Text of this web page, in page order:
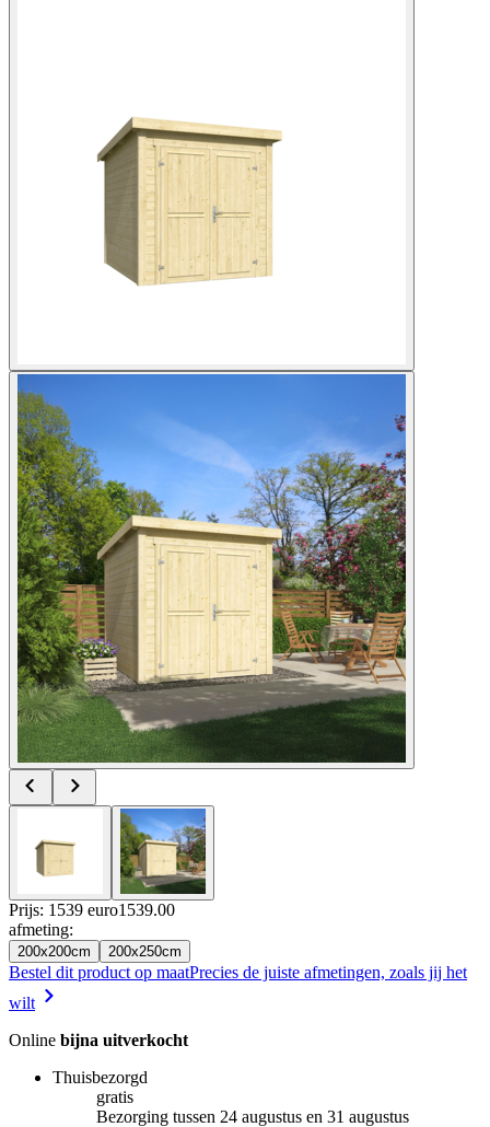
Prijs: 1539 euro1539.00
afmeting:
200x200cm 200x250cm
Bestel dit product op maatPrecies de juiste afmetingen, zoals jij het
wilt
Online bijna uitverkocht
Thuisbezorgd
gratis
Bezorging tussen 24 augustus en 31 augustus